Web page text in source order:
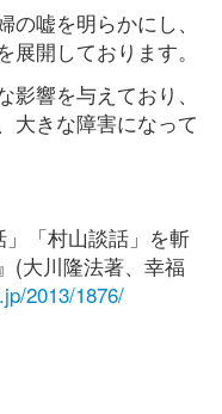
嘘を明らかにし、
開しております。
響を与えており、
大きな障害になって
「村山談話」を斬
(大川隆法著、幸福
2013/1876/